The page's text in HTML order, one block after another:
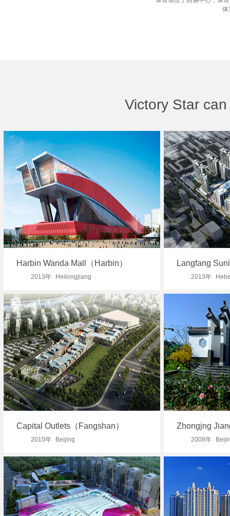
体
Victory Star
Harbin Wanda Mall（Harbin）
2013年 Heilongjiang
Langfang
2013年
Capital Outlets（Fangshan）
2010年 Beijing
Zhongjng
2008年